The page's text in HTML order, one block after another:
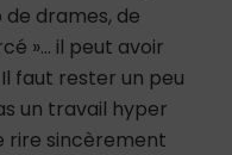
de drames, de
»… il peut avoir
faut rester un peu
un travail hyper
rire sincèrement